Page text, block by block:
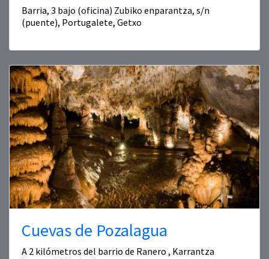
Barria, 3 bajo (oficina) Zubiko enparantza, s/n
(puente), Portugalete, Getxo
Cuevas de Pozalagua
A 2 kilómetros del barrio de Ranero , Karrantza